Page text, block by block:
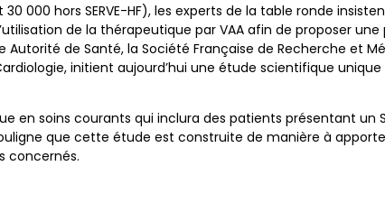
000 hors SERVE-HF), les experts de la table ronde
de la thérapeutique par VAA afin de proposer
de Santé, la Société Française de Recherche et
initient aujourd’hui une étude scientifique unique
en soins courants qui inclura des patients présentant un
que cette étude est construite de manière à
concernés.